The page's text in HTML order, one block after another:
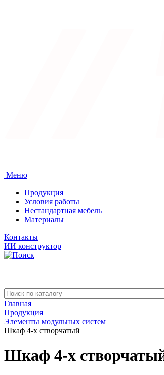
Меню
Продукция
Условия работы
Нестандартная мебель
Материалы
Контакты
ИИ конструктор
Главная
Продукция
Элементы модульных систем
Шкаф 4-х створчатый
Шкаф 4-х